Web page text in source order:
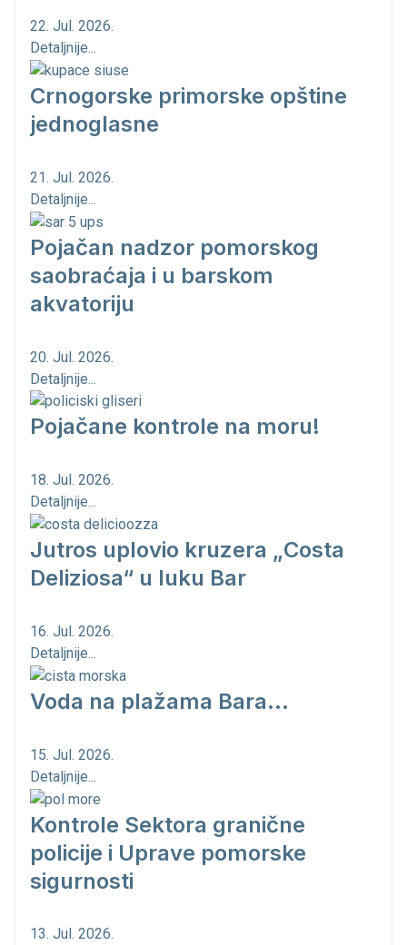
22. Jul. 2026.
Detaljnije...
Crnogorske primorske opštine
jednoglasne
21. Jul. 2026.
Detaljnije...
Pojačan nadzor pomorskog
saobraćaja i u barskom
akvatoriju
20. Jul. 2026.
Detaljnije...
Pojačane kontrole na moru!
18. Jul. 2026.
Detaljnije...
Jutros uplovio kruzera „Costa
Deliziosa“ u luku Bar
16. Jul. 2026.
Detaljnije...
Voda na plažama Bara...
15. Jul. 2026.
Detaljnije...
Kontrole Sektora granične
policije i Uprave pomorske
sigurnosti
13. Jul. 2026.